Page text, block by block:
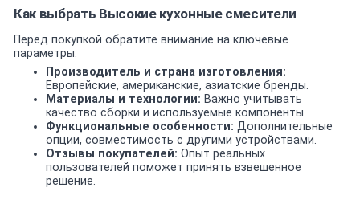
Как выбрать Высокие кухонные смесители
Перед покупкой обратите внимание на ключевые
параметры:
Производитель и страна изготовления:
Европейские, американские, азиатские бренды.
Материалы и технологии: Важно учитывать
качество сборки и используемые компоненты.
Функциональные особенности: Дополнительные
опции, совместимость с другими устройствами.
Отзывы покупателей: Опыт реальных
пользователей поможет принять взвешенное
решение.